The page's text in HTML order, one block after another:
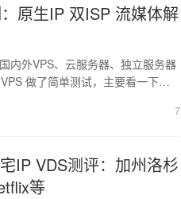
原生IP 双ISP 流媒体解
内外VPS、云服务器、独立服务器
做了简单测试，主要看一下其
none !important;box-
7
IP VDS测评：加州洛杉
等